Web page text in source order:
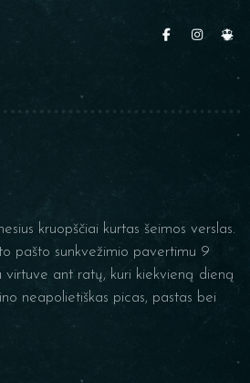
kruopščiai kurtas šeimos verslas.
pašto sunkvežimio pavertimu 9
ant ratų, kuri kiekvieną dieną
neapolietiškas picas, pastas bei